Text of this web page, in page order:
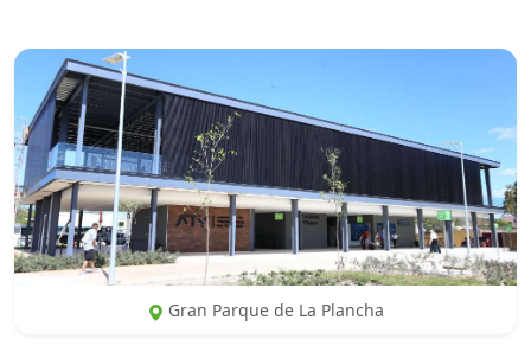
Gran Parque de La Plancha